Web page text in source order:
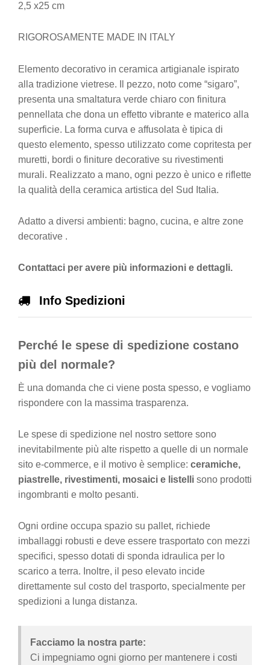
2,5 x25 cm
RIGOROSAMENTE MADE IN ITALY
Elemento decorativo in ceramica artigianale ispirato
alla tradizione vietrese. Il pezzo, noto come “sigaro”,
presenta una smaltatura verde chiaro con finitura
pennellata che dona un effetto vibrante e materico alla
superficie. La forma curva e affusolata è tipica di
questo elemento, spesso utilizzato come copritesta per
muretti, bordi o finiture decorative su rivestimenti
murali. Realizzato a mano, ogni pezzo è unico e riflette
la qualità della ceramica artistica del Sud Italia.
Adatto a diversi ambienti: bagno, cucina, e altre zone
decorative .
Contattaci per avere più informazioni e dettagli.
Info Spedizioni
Perché le spese di spedizione costano
più del normale?
È una domanda che ci viene posta spesso, e vogliamo
rispondere con la massima trasparenza.
Le spese di spedizione nel nostro settore sono
inevitabilmente più alte rispetto a quelle di un normale
sito e-commerce, e il motivo è semplice: ceramiche,
piastrelle, rivestimenti, mosaici e listelli sono prodotti
ingombranti e molto pesanti.
Ogni ordine occupa spazio su pallet, richiede
imballaggi robusti e deve essere trasportato con mezzi
specifici, spesso dotati di sponda idraulica per lo
scarico a terra. Inoltre, il peso elevato incide
direttamente sul costo del trasporto, specialmente per
spedizioni a lunga distanza.
Facciamo la nostra parte:
Ci impegniamo ogni giorno per mantenere i costi